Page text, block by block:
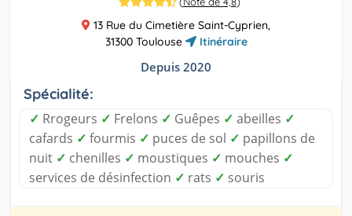
13 Rue du Cimetière Saint-Cyprien,
31300 Toulouse
Itinéraire
Depuis 2020
Spécialité:
✓ Rrogeurs ✓ Frelons ✓ Guêpes ✓ abeilles ✓
cafards ✓ fourmis ✓ puces de sol ✓ papillons de
nuit ✓ chenilles ✓ moustiques ✓ mouches ✓
services de désinfection ✓ rats ✓ souris